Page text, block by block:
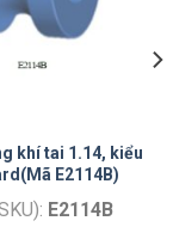
khí tai 1.14, kiểu
E2114B)
E2114B